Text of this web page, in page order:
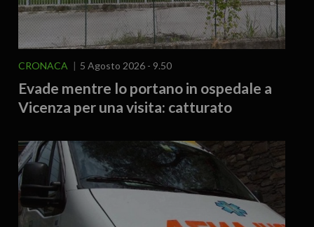
CRONACA 5 Agosto 2026 - 9.50
Evade mentre lo portano in ospedale a
Vicenza per una visita: catturato